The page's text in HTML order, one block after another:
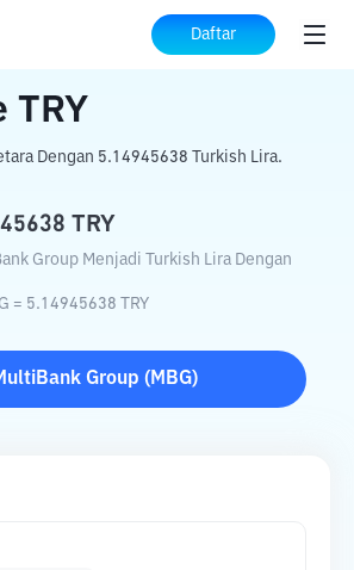
Daftar
Kripto ke TRY
TRY
Dengan 5.14945638 Turkish Lira.
TRY
Group Menjadi Turkish Lira Dengan
= 5.14945638 TRY
Group ( MBG)